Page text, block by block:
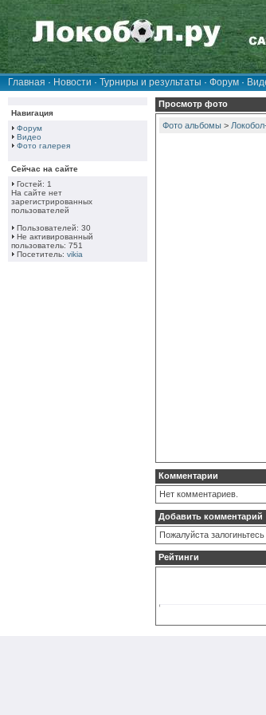
Главная · Новости · Турниры и результаты · Форум ·
Навигация
Форум
Видео
Фото галерея
Сейчас на сайте
Гостей: 1
На сайте нет
зарегистрированных
пользователей
Пользователей: 30
Не активированный
пользователь: 751
Посетитель: vikia
Просмотр фото
Фото альбомы >
Комментарии
Нет комментариев.
Добавить комментарий
Пожалуйста
Рейтинги